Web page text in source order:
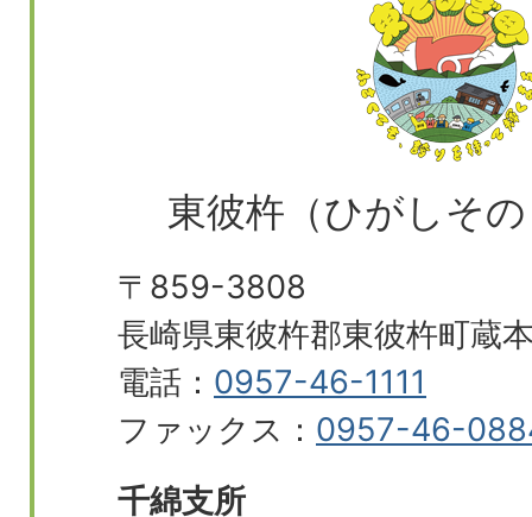
東彼杵（ひがしそ
〒859-3808
長崎県東彼杵郡東彼杵町蔵
電話： 0957-46-1111
ファックス： 0957-46-
千綿支所